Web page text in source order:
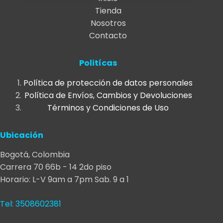
múltiples
variantes.
Las
opciones
pueden
elegir
en
la
Tienda
Nosotros
Contacto
Politícas
Política de protección de datos personales
Política de Envíos, Cambios y Devoluciones
Términos y Condiciones de Uso
Ubicación
Bogotá, Colombia
Carrera 70 66b - 14 2do piso
Horario: L-V 9am a 7pm Sab. 9 a 1
Tel: 3508602381